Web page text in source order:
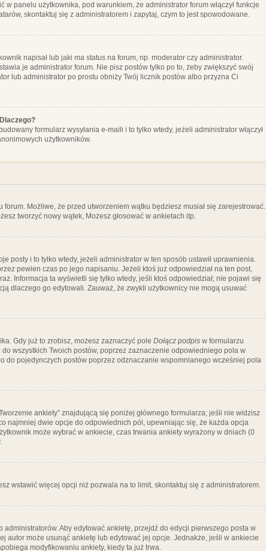
panelu użytkownika, pod warunkiem, że administrator forum włączył funkcje
skontaktuj się z administratorem i zapytaj, czym to jest spowodowane.
napisał lub jaki ma status na forum, np. moderator czy administrator.
je administrator forum. Nie pisz postów tylko po to, żeby zwiększyć swój
lub administrator po prostu obniży Twój licznik postów albo przyzna Ci
formularz wysyłania e-maili i to tylko wtedy, jeżeli administrator włączył
użytkowników.
Możliwe, że przed utworzeniem wątku będziesz musiał się zarejestrować.
tworzyć nowy wątek, Możesz głosować w ankietach itp.
posty i to tylko wtedy, jeżeli administrator w ten sposób ustawił uprawnienia.
pewien czas po jego napisaniu. Jeżeli ktoś już odpowiedział na ten post,
Informacja ta wyświetli się tylko wtedy, jeśli ktoś odpowiedział; nie pojawi się
dlaczego go edytowali. Zauważ, że zwykli użytkownicy nie mogą usuwać
Gdy już to zrobisz, możesz zaznaczyć pole Dołącz podpis w formularzu
wszystkich Twoich postów, poprzez zaznaczenie odpowiedniego pola w
do pojedynczych postów poprzez odznaczanie wspomnianego wcześniej pola
ankiety” znajdującą się poniżej głównego formularza; jeśli nie widzisz
najmniej dwie opcje do odpowiednich pól, upewniając się, że każda opcja
może wybrać w ankiecie, czas trwania ankiety wyrażony w dniach (0
wstawić więcej opcji niż pozwala na to limit, skontaktuj się z administratorem.
Aby edytować ankietę, przejdź do edycji pierwszego posta w
autor może usunąć ankietę lub edytować jej opcje. Jednakże, jeśli w ankiecie
modyfikowaniu ankiety, kiedy ta już trwa.